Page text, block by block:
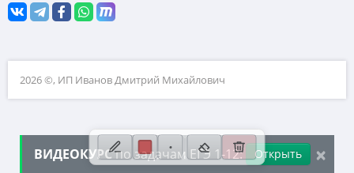
16. Экономические задачи
18. Параметры
2026 ©, ИП Иванов Дмитрий Михайлович
×
ВИДЕОКУРСпо задачам ЕГЭ 1-12: Открыть